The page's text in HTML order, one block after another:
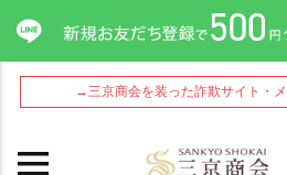
→三京商会を装った詐欺サイト・